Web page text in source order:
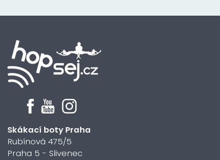
Skákací boty Praha
Rubínová 475/5
Praha 5 - Slivenec